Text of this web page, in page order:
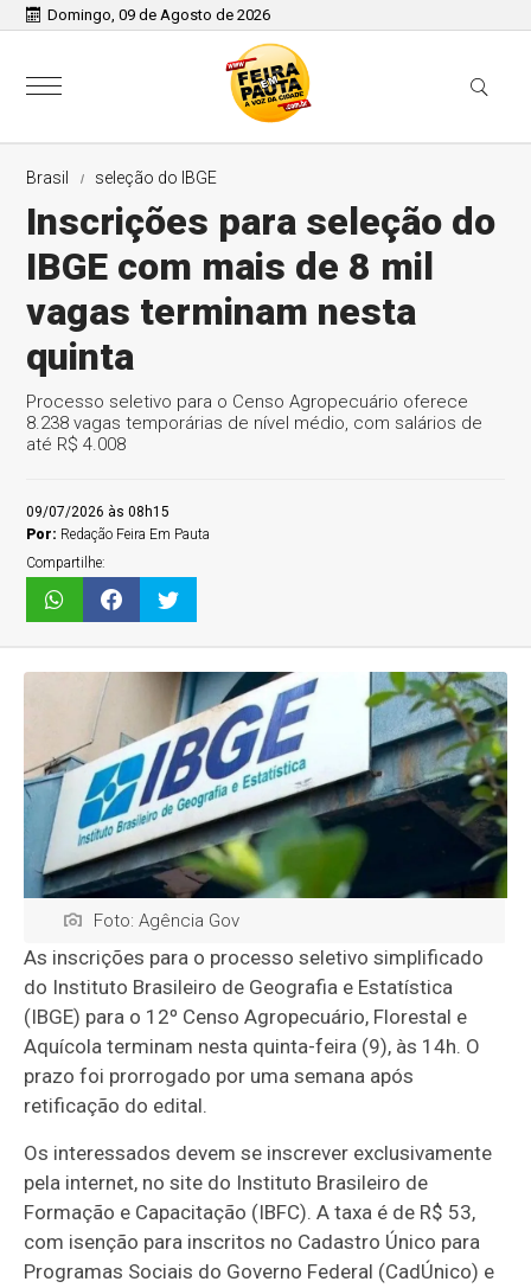
Domingo, 09 de Agosto de 2026
Brasil seleção do IBGE
Inscrições para seleção do
IBGE com mais de 8 mil
vagas terminam nesta
quinta
Processo seletivo para o Censo Agropecuário oferece
8.238 vagas temporárias de nível médio, com salários de
até R$ 4.008
09/07/2026 às 08h15
Por: Redação Feira Em Pauta
Compartilhe:
Foto: Agência Gov
As inscrições para o processo seletivo simplificado
do Instituto Brasileiro de Geografia e Estatística
(IBGE) para o 12º Censo Agropecuário, Florestal e
Aquícola terminam nesta quinta-feira (9), às 14h. O
prazo foi prorrogado por uma semana após
retificação do edital.
Os interessados devem se inscrever exclusivamente
pela internet, no site do Instituto Brasileiro de
Formação e Capacitação (IBFC). A taxa é de R$ 53,
com isenção para inscritos no Cadastro Único para
Programas Sociais do Governo Federal (CadÚnico) e